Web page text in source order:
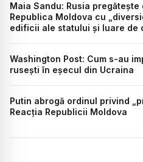
Maia Sandu: Rusia
Republica Moldova cu
edificii ale statului și luare de
Washington Post: Cum s-au
rusești în eșecul din Ucraina
Putin abrogă ordinul privind
Reacția Republicii Moldova